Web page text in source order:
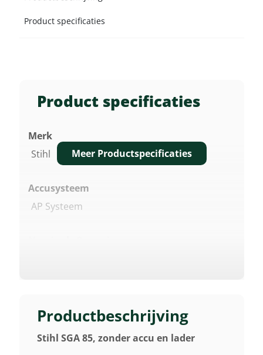
Productbeschrijving
Stihl SGA 85, zonder accu en lader
Product specificaties
Merk
Stihl
Accusysteem
AP Systeem
AP 200 S
Bijzonderheden
Meer Productspecificaties
Product specificaties